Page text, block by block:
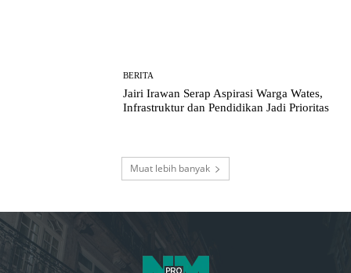
BERITA
Jairi Irawan Serap Aspirasi Warga Wates,
Infrastruktur dan Pendidikan Jadi Prioritas
Muat lebih banyak